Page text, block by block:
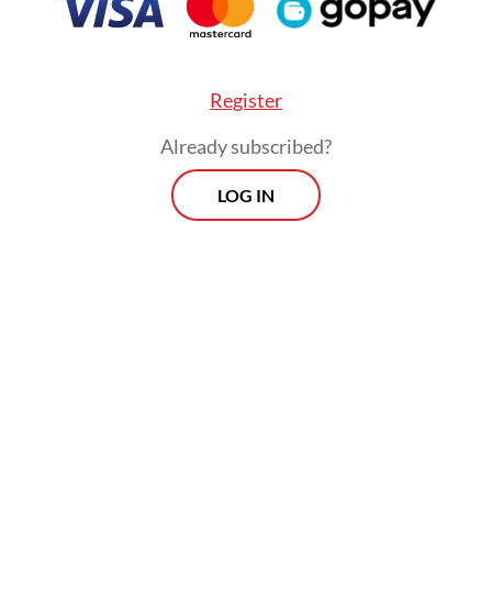
hanya berlaku untuk jasa dan barang mewah
oleh masyarakat berpenghasilan tinggi," kata
Prabowo kepada wartawan dalam jumpa
pers di kantor Kementerian.
Register
Already subscribed?
LOG IN